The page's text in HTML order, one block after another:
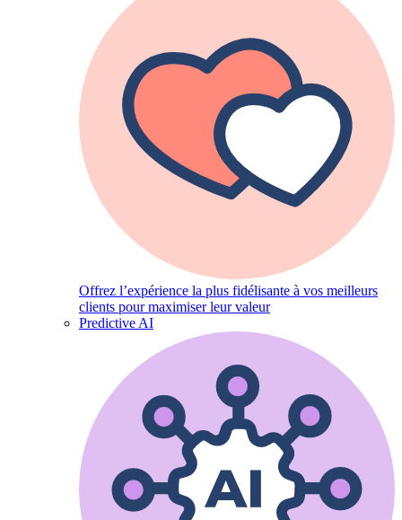
Offrez l’expérience la plus fidélisante à vos meilleurs
clients pour maximiser leur valeur
Predictive AI